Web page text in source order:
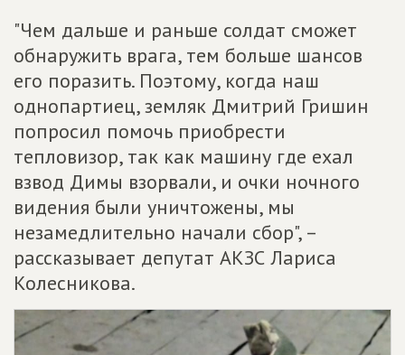
"Чем дальше и раньше солдат сможет
обнаружить врага, тем больше шансов
его поразить. Поэтому, когда наш
однопартиец, земляк Дмитрий Гришин
попросил помочь приобрести
тепловизор, так как машину где ехал
взвод Димы взорвали, и очки ночного
видения были уничтожены, мы
незамедлительно начали сбор", –
рассказывает депутат АКЗС Лариса
Колесникова.